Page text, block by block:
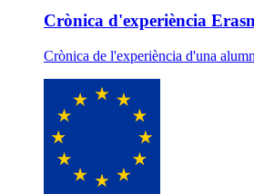
Crònica d'experiència
Crònica de l'experiència d'una